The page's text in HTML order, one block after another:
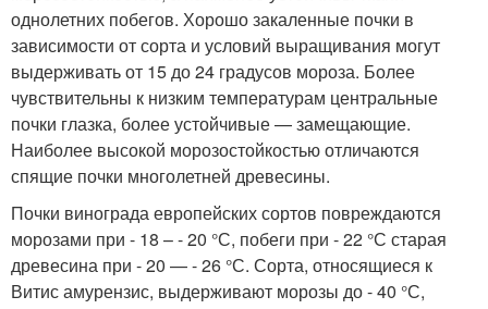
однолетних побегов. Хорошо закаленные почки в
зависимости от сорта и условий выращивания могут
выдерживать от 15 до 24 градусов мороза. Более
чувствительны к низким температурам центральные
почки глазка, более устойчивые — замещающие.
Наиболее высокой морозостойкостью отличаются
спящие почки многолетней древесины.
Почки винограда европейских сортов повреждаются
морозами при - 18 – - 20 °С, побеги при - 22 °С старая
древесина при - 20 — - 26 °С. Сорта, относящиеся к
Витис амурензис, выдерживают морозы до - 40 °С,